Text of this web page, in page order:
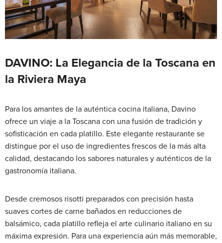
DAVINO: La Elegancia de la Toscana en
la Riviera Maya
Para los amantes de la auténtica cocina italiana, Davino
ofrece un viaje a la Toscana con una fusión de tradición y
sofisticación en cada platillo. Este elegante restaurante se
distingue por el uso de ingredientes frescos de la más alta
calidad, destacando los sabores naturales y auténticos de la
gastronomía italiana.
Desde cremosos risotti preparados con precisión hasta
suaves cortes de carne bañados en reducciones de
balsámico, cada platillo refleja el arte culinario italiano en su
máxima expresión. Para una experiencia aún más memorable,